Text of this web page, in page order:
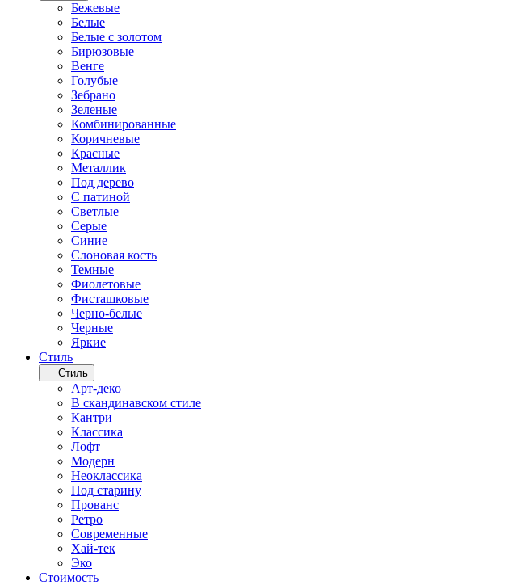
Бежевые
Белые
Белые с золотом
Бирюзовые
Венге
Голубые
Зебрано
Зеленые
Комбинированные
Коричневые
Красные
Металлик
Под дерево
С патиной
Светлые
Серые
Синие
Слоновая кость
Темные
Фиолетовые
Фисташковые
Черно-белые
Черные
Яркие
Стиль
Стиль
Арт-деко
В скандинавском стиле
Кантри
Классика
Лофт
Модерн
Неоклассика
Под старину
Прованс
Ретро
Современные
Хай-тек
Эко
Стоимость